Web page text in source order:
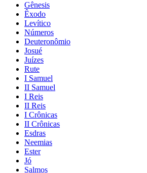
Gênesis
Êxodo
Levítico
Números
Deuteronômio
Josué
Juízes
Rute
I Samuel
II Samuel
I Reis
II Reis
I Crônicas
II Crônicas
Esdras
Neemias
Ester
Jó
Salmos